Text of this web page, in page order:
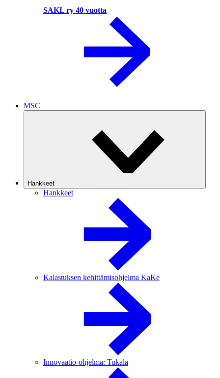
SAKL ry 40 vuotta
MSC
Hankkeet
Hankkeet
Kalastuksen kehittämisohjelma KaKe
Innovaatio-ohjelma: Tukala